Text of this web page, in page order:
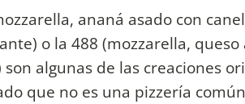
ananá asado con
o la 488 (mozzarella, queso
algunas de las creaciones
que no es una pizzería